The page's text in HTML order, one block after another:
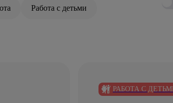
Работа с детьми
РАБОТА С